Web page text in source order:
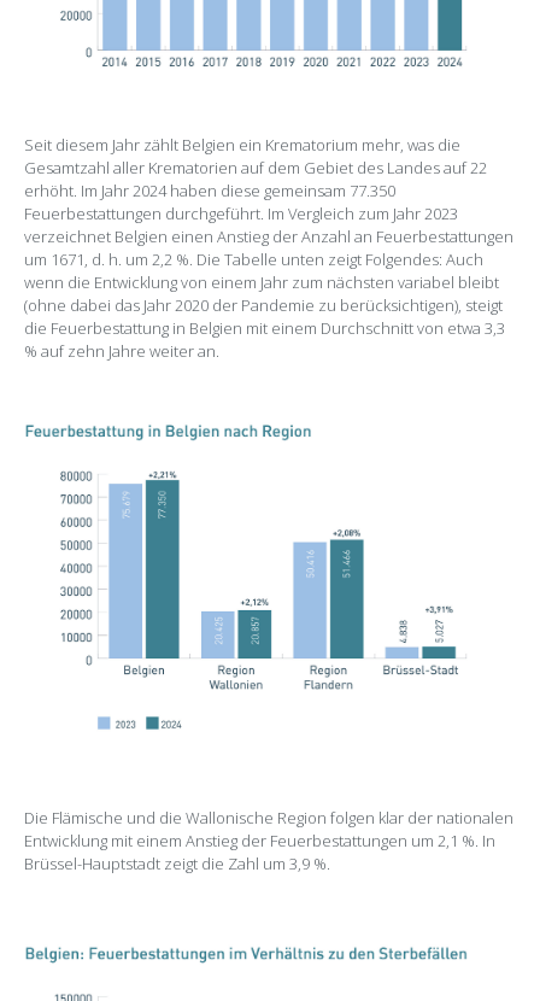
Seit diesem Jahr zählt Belgien ein Krematorium mehr, was die
Gesamtzahl aller Krematorien auf dem Gebiet des Landes auf 22
erhöht. Im Jahr 2024 haben diese gemeinsam 77.350
Feuerbestattungen durchgeführt. Im Vergleich zum Jahr 2023
verzeichnet Belgien einen Anstieg der Anzahl an Feuerbestattungen
um 1671, d. h. um 2,2 %. Die Tabelle unten zeigt Folgendes: Auch
wenn die Entwicklung von einem Jahr zum nächsten variabel bleibt
(ohne dabei das Jahr 2020 der Pandemie zu berücksichtigen), steigt
die Feuerbestattung in Belgien mit einem Durchschnitt von etwa 3,3
% auf zehn Jahre weiter an.
Die Flämische und die Wallonische Region folgen klar der nationalen
Entwicklung mit einem Anstieg der Feuerbestattungen um 2,1 %. In
Brüssel-Hauptstadt zeigt die Zahl um 3,9 %.